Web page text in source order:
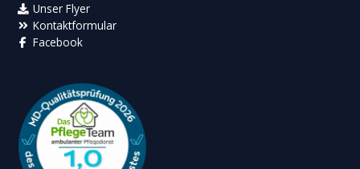
Unser Flyer
Kontaktformular
Facebook